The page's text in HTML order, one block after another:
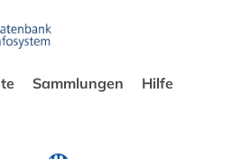
Sammlungen Hilfe